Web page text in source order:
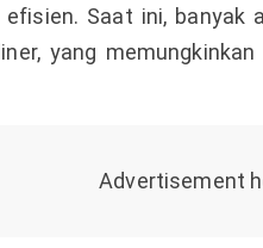
efisien. Saat ini,
yang